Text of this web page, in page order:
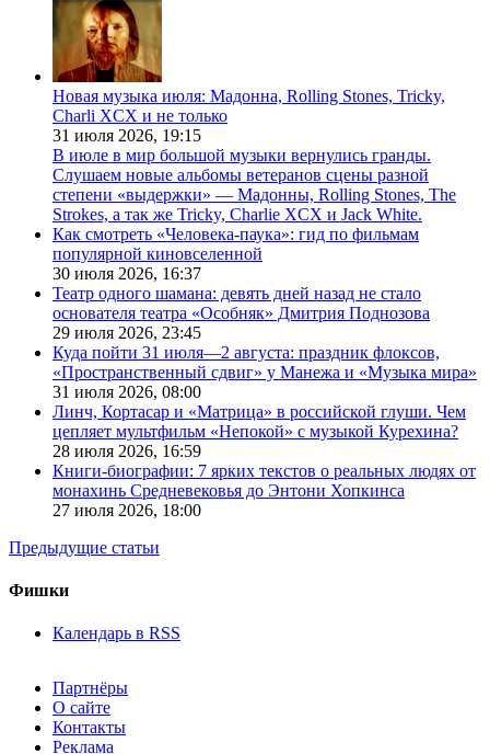
Новая музыка июля: Мадонна, Rolling Stones, Tricky,
Charli XCX и не только
31 июля 2026, 19:15
В июле в мир большой музыки вернулись гранды.
Слушаем новые альбомы ветеранов сцены разной
степени «выдержки» — Мадонны, Rolling Stones, The
Strokes, а так же Tricky, Charlie XCX и Jack White.
Как смотреть «Человека-паука»: гид по фильмам
популярной киновселенной
30 июля 2026, 16:37
Театр одного шамана: девять дней назад не стало
основателя театра «Особняк» Дмитрия Поднозова
29 июля 2026, 23:45
Куда пойти 31 июля—2 августа: праздник флоксов,
«Пространственный сдвиг» у Манежа и «Музыка мира»
31 июля 2026, 08:00
Линч, Кортасар и «Матрица» в российской глуши. Чем
цепляет мультфильм «Непокой» с музыкой Курехина?
28 июля 2026, 16:59
Книги-биографии: 7 ярких текстов о реальных людях от
монахинь Средневековья до Энтони Хопкинса
27 июля 2026, 18:00
Предыдущие статьи
Фишки
Календарь в RSS
Партнёры
О сайте
Контакты
Реклама